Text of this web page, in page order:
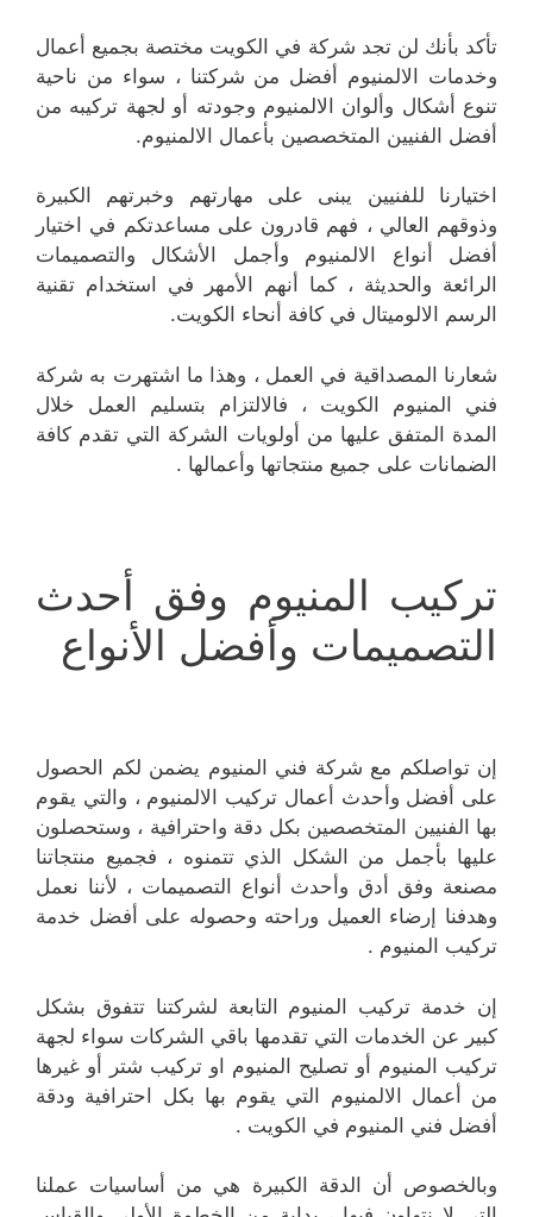
تأكد بأنك لن تجد شركة في الكويت مختصة بجميع أعمال
وخدمات الالمنيوم أفضل من شركتنا ، سواء من ناحية
تنوع أشكال وألوان الالمنيوم وجودته أو لجهة تركيبه من
أفضل الفنيين المتخصصين بأعمال الالمنيوم.
اختيارنا للفنيين يبنى على مهارتهم وخبرتهم الكبيرة
وذوقهم العالي ، فهم قادرون على مساعدتكم في اختيار
أفضل أنواع الالمنيوم وأجمل الأشكال والتصميمات
الرائعة والحديثة ، كما أنهم الأمهر في استخدام تقنية
الرسم الالوميتال في كافة أنحاء الكويت.
شعارنا المصداقية في العمل ، وهذا ما اشتهرت به شركة
فني المنيوم الكويت ، فالالتزام بتسليم العمل خلال
المدة المتفق عليها من أولويات الشركة التي تقدم كافة
الضمانات على جميع منتجاتها وأعمالها .
تركيب المنيوم وفق أحدث
التصميمات وأفضل الأنواع
إن تواصلكم مع شركة فني المنيوم يضمن لكم الحصول
على أفضل وأحدث أعمال تركيب الالمنيوم ، والتي يقوم
بها الفنيين المتخصصين بكل دقة واحترافية ، وستحصلون
عليها بأجمل من الشكل الذي تتمنوه ، فجميع منتجاتنا
مصنعة وفق أدق وأحدث أنواع التصميمات ، لأننا نعمل
وهدفنا إرضاء العميل وراحته وحصوله على أفضل خدمة
تركيب المنيوم .
إن خدمة تركيب المنيوم التابعة لشركتنا تتفوق بشكل
كبير عن الخدمات التي تقدمها باقي الشركات سواء لجهة
تركيب المنيوم أو تصليح المنيوم او تركيب شتر أو غيرها
من أعمال الالمنيوم التي يقوم بها بكل احترافية ودقة
أفضل فني المنيوم في الكويت .
وبالخصوص أن الدقة الكبيرة هي من أساسيات عملنا